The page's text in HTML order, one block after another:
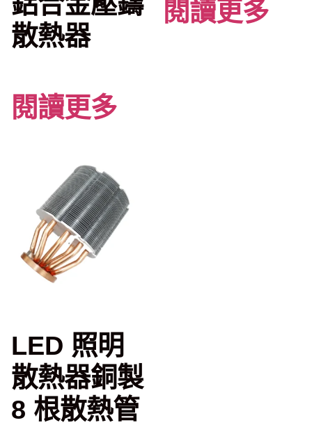
散熱器
閱讀更多
閱讀更多
LED 照明
散熱器銅製
8 根散熱管